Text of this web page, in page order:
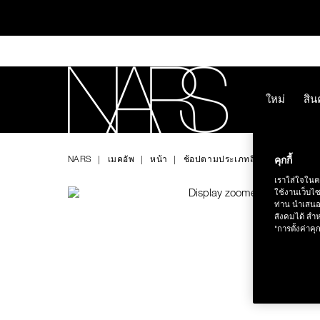
content
ช้อป NEW Light
ช้อป สินค้าใ
ใหม่ สิน
NARS เมคอัพ หน้า ช้อปตามประเภทสินค้า รองพื้น
case/0194251012322.html
0194251012322
คุกกี้
เราใส่ใจใ
ใช้งานเว็บไ
ท่าน นำเสน
สังคมได้ สำ
"การตั้งค่าคุ